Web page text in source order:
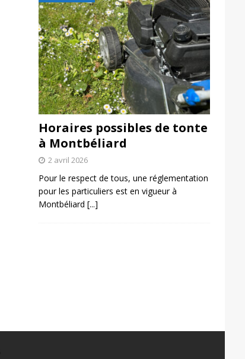
Horaires possibles de tonte
à Montbéliard
2 avril 2026
Pour le respect de tous, une réglementation
pour les particuliers est en vigueur à
Montbéliard [...]